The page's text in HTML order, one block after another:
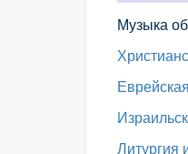
Музыка
Литургия